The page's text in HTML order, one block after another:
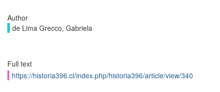
Author
de Lima Grecco, Gabriela
Full text
https://historia396.cl/index.php/historia396/article/view/340